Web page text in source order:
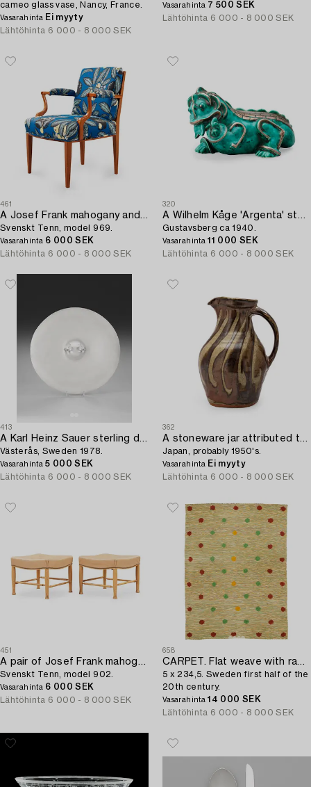
cameo glass vase, Nancy, France.
Vasarahinta Ei myyty
Lähtöhinta 6 000 - 8 000 SEK
Vasarahinta 7 500 SEK
Lähtöhinta 6 000 - 8 000 SEK
461
A Josef Frank mahogany and rattan armchair,
Svenskt Tenn, model 969.
Vasarahinta 6 000 SEK
Lähtöhinta 6 000 - 8 000 SEK
320
A Wilhelm Kåge 'Argenta' stoneware sculpture of a dragon puppy,
Gustavsberg ca 1940.
Vasarahinta11 000 SEK
Lähtöhinta 6 000 - 8 000 SEK
413
A Karl Heinz Sauer sterling dish,
Västerås, Sweden 1978.
Vasarahinta5 000 SEK
Lähtöhinta 6 000 - 8 000 SEK
362
A stoneware jar attributed to Shoji Hamada,
Japan, probably 1950's.
Vasarahinta Ei myyty
Lähtöhinta 6 000 - 8 000 SEK
451
A pair of Josef Frank mahogany and beige leather stools,
Svenskt Tenn, model 902.
Vasarahinta 6 000 SEK
Lähtöhinta 6 000 - 8 000 SEK
658
CARPET. Flat weave with rags and pile ornaments. 308,
5 x 234,5. Sweden first half of the
20th century.
Vasarahinta14 000 SEK
Lähtöhinta 6 000 - 8 000 SEK